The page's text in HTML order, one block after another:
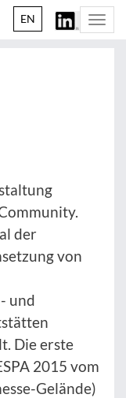
EN
der
von
und
Die erste
2015 vom
Gelände)